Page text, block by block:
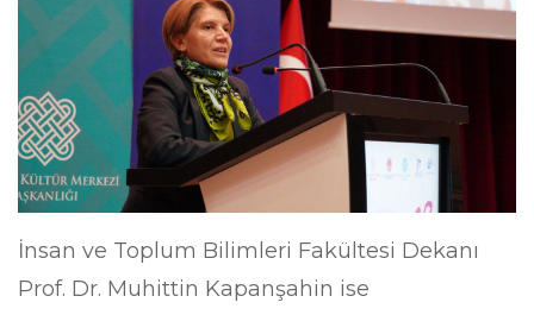
İnsan ve Toplum Bilimleri Fakültesi Dekanı
Prof. Dr. Muhittin Kapanşahin ise